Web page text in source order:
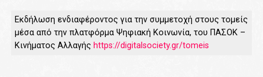
Εκδήλωση ενδιαφέροντος για την συμμετοχή στους τομείς
μέσα από την πλατφόρμα Ψηφιακή Κοινωνία, του ΠΑΣΟΚ –
Κινήματος Αλλαγής https://digitalsociety.gr/tomeis